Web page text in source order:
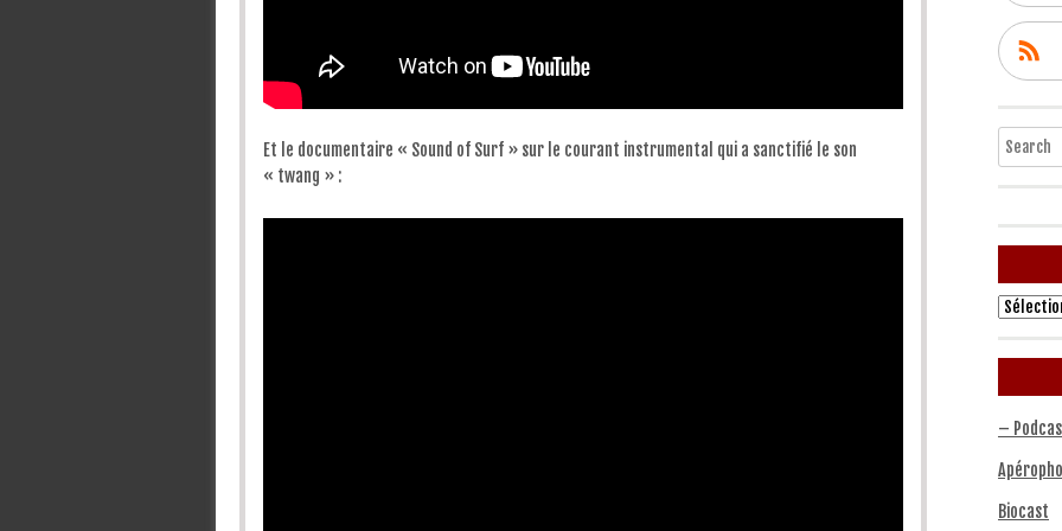
Et le documentaire « Sound of Surf » sur le courant instrumental qui a sanctifié le son
« twang » :
Search
Archives
–
Biocast